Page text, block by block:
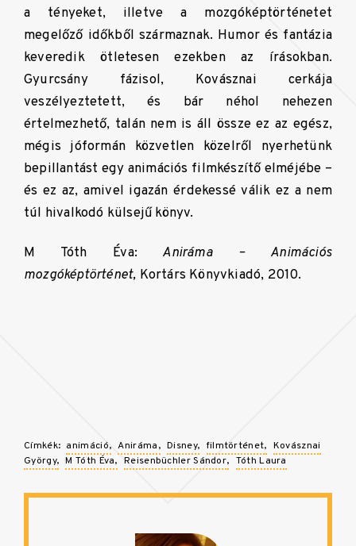
a tényeket, illetve a mozgóképtörténetet
megelőző időkből származnak. Humor és fantázia
keveredik ötletesen ezekben az írásokban.
Gyurcsány fázisol, Kovásznai cerkája
veszélyeztetett, és bár néhol nehezen
értelmezhető, talán nem is áll össze ez az egész,
mégis jóformán közvetlen közelről nyerhetünk
bepillantást egy animációs filmkészítő elméjébe –
és ez az, amivel igazán érdekessé válik ez a nem
túl hivalkodó külsejű könyv.
M Tóth Éva: Aniráma – Animációs
mozgóképtörténet, Kortárs Könyvkiadó, 2010.
Címkék: animáció Aniráma Disney filmtörténet
Kovásznai
György
M Tóth Éva Reisenbüchler Sándor Tóth Laura